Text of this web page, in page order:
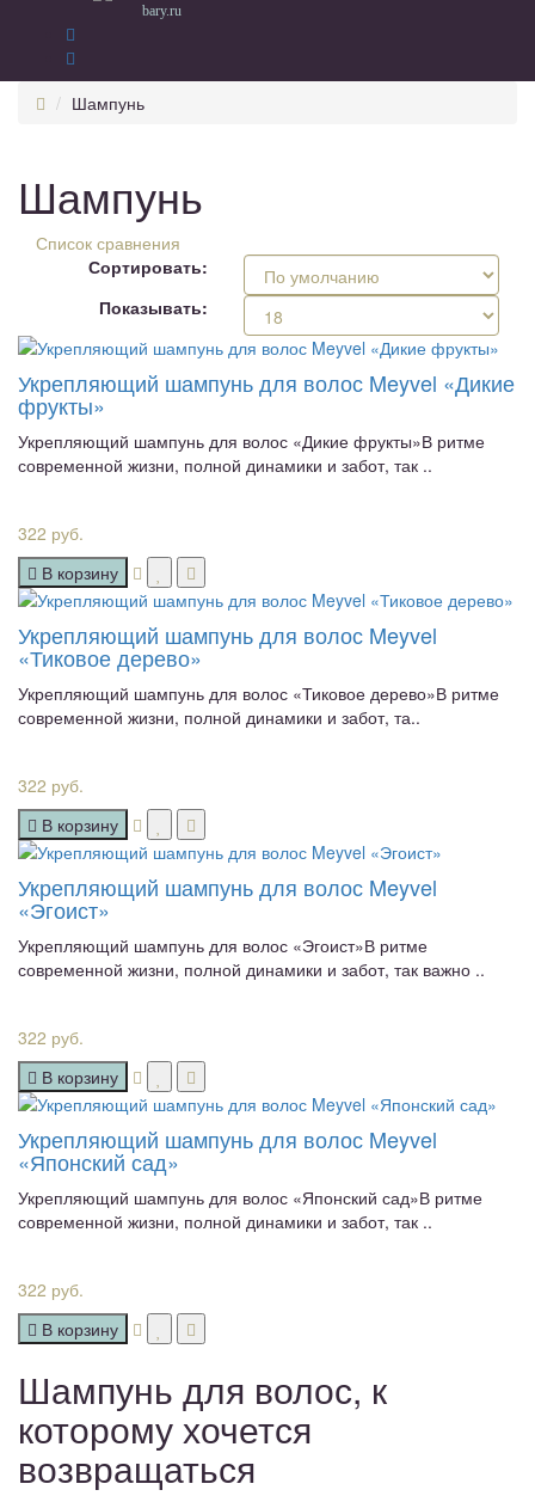
bary.ru
Шампунь
Шампунь
Список сравнения
Сортировать:
Показывать:
Укрепляющий шампунь для волос Meyvel «Дикие
фрукты»
Укрепляющий шампунь для волос «Дикие фрукты»В ритме
современной жизни, полной динамики и забот, так ..
322 руб.
В корзину
Укрепляющий шампунь для волос Meyvel
«Тиковое дерево»
Укрепляющий шампунь для волос «Тиковое дерево»В ритме
современной жизни, полной динамики и забот, та..
322 руб.
В корзину
Укрепляющий шампунь для волос Meyvel
«Эгоист»
Укрепляющий шампунь для волос «Эгоист»В ритме
современной жизни, полной динамики и забот, так важно ..
322 руб.
В корзину
Укрепляющий шампунь для волос Meyvel
«Японский сад»
Укрепляющий шампунь для волос «Японский сад»В ритме
современной жизни, полной динамики и забот, так ..
322 руб.
В корзину
Шампунь для волос, к
которому хочется
возвращаться